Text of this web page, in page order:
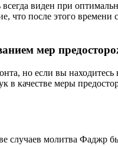
виден при
что после этого
мер
но если вы
качестве меры
случаев молитва Фаджр